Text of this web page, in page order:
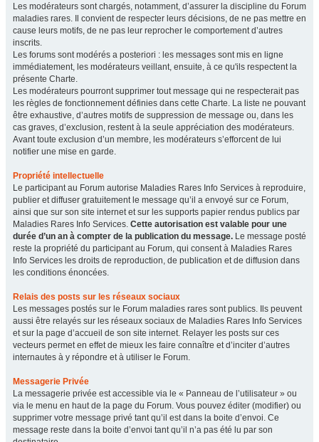
Les modérateurs sont chargés, notamment, d’assurer la discipline du Forum
maladies rares. Il convient de respecter leurs décisions, de ne pas mettre en
cause leurs motifs, de ne pas leur reprocher le comportement d’autres
inscrits.
Les forums sont modérés a posteriori : les messages sont mis en ligne
immédiatement, les modérateurs veillant, ensuite, à ce qu'ils respectent la
présente Charte.
Les modérateurs pourront supprimer tout message qui ne respecterait pas
les règles de fonctionnement définies dans cette Charte. La liste ne pouvant
être exhaustive, d’autres motifs de suppression de message ou, dans les
cas graves, d’exclusion, restent à la seule appréciation des modérateurs.
Avant toute exclusion d’un membre, les modérateurs s’efforcent de lui
notifier une mise en garde.
Propriété intellectuelle
Le participant au Forum autorise Maladies Rares Info Services à reproduire,
publier et diffuser gratuitement le message qu’il a envoyé sur ce Forum,
ainsi que sur son site internet et sur les supports papier rendus publics par
Maladies Rares Info Services. Cette autorisation est valable pour une
durée d’un an à compter de la publication du message. Le message posté
reste la propriété du participant au Forum, qui consent à Maladies Rares
Info Services les droits de reproduction, de publication et de diffusion dans
les conditions énoncées.
Relais des posts sur les réseaux sociaux
Les messages postés sur le Forum maladies rares sont publics. Ils peuvent
aussi être relayés sur les réseaux sociaux de Maladies Rares Info Services
et sur la page d’accueil de son site internet. Relayer les posts sur ces
vecteurs permet en effet de mieux les faire connaître et d’inciter d’autres
internautes à y répondre et à utiliser le Forum.
Messagerie Privée
La messagerie privée est accessible via le « Panneau de l’utilisateur » ou
via le menu en haut de la page du Forum. Vous pouvez éditer (modifier) ou
supprimer votre message privé tant qu’il est dans la boite d’envoi. Ce
message reste dans la boite d’envoi tant qu’il n’a pas été lu par son